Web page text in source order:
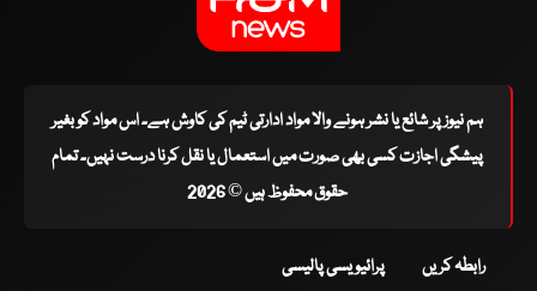
ہم نیوز پر شائع یا نشر ہونے والا مواد ادارتی ٹیم کی کاوش ہے۔ اس مواد کو بغیر
پیشگی اجازت کسی بھی صورت میں استعمال یا نقل کرنا درست نہیں۔ تمام
حقوق محفوظ ہیں © 2026
رابطہ کریں پرائیویسی پالیسی